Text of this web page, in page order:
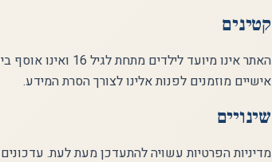
קטינים
האתר אינו מיועד
אישיים מוזמנים לפנות אלינו לצורך הסרת המידע.
שינויים
מדיניות הפרטיות עשויה להתעדכן מעת לעת.